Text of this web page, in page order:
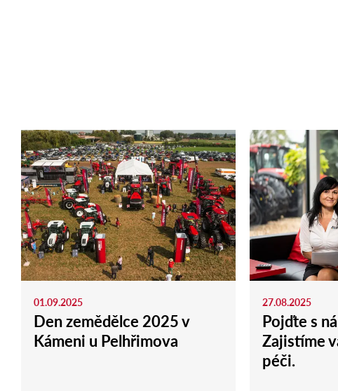
01.09.2025
Den zemědělce 2025 v
Kámeni u Pelhřimova
27.08.2025
Pojďte s
Zajistíme
péči.